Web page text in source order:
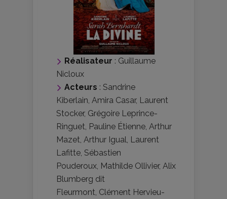
Réalisateur : Guillaume
Nicloux
Acteurs : Sandrine
Kiberlain, Amira Casar, Laurent
Stocker, Grégoire Leprince-
Ringuet, Pauline Étienne, Arthur
Mazet, Arthur Igual, Laurent
Lafitte, Sébastien
Pouderoux, Mathilde Ollivier, Alix
Blumberg dit
Fleurmont, Clément Hervieu-